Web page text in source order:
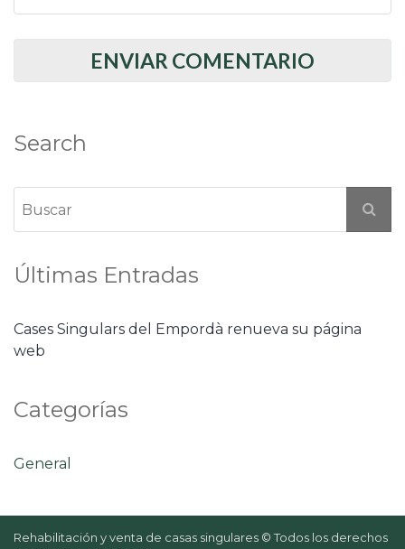
Search
Últimas Entradas
Cases Singulars del Empordà renueva su página
web
Categorías
General
Rehabilitación y venta de casas singulares © Todos los derechos